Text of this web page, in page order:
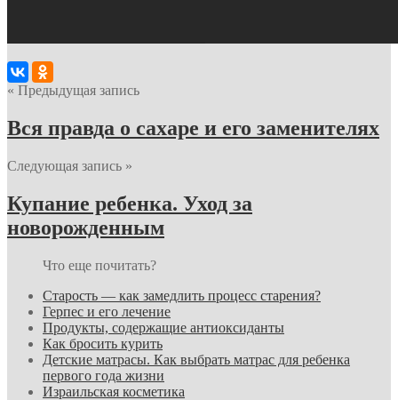
« Предыдущая запись
Вся правда о сахаре и его заменителях
Следующая запись »
Купание ребенка. Уход за
новорожденным
Что еще почитать?
Старость — как замедлить процесс старения?
Герпес и его лечение
Продукты, содержащие антиоксиданты
Как бросить курить
Детские матрасы. Как выбрать матрас для ребенка
первого года жизни
Израильская косметика